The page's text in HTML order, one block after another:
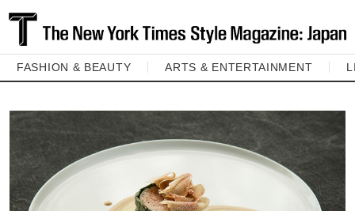
FASHION & BEAUTY ARTS & ENTERTAINMENT